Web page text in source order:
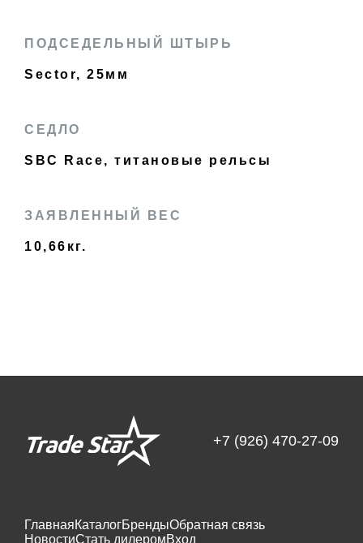
ПОДСЕДЕЛЬНЫЙ ШТЫРЬ
Sector, 25мм
СЕДЛО
SBC Race, титановые рельсы
ЗАЯВЛЕННЫЙ ВЕС
10,66кг.
+7 (926) 470-27-09
ГлавнаяКаталогБрендыОбратная связь
НовостиСтать дилеромВход